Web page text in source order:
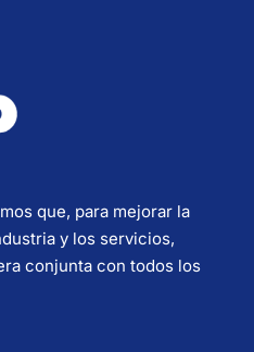
que, para mejorar la
y los servicios,
conjunta con todos los